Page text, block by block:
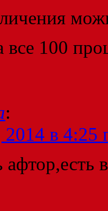
все 100
:
2014 в 4:25